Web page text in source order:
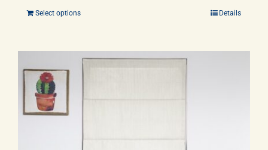
Select options Details